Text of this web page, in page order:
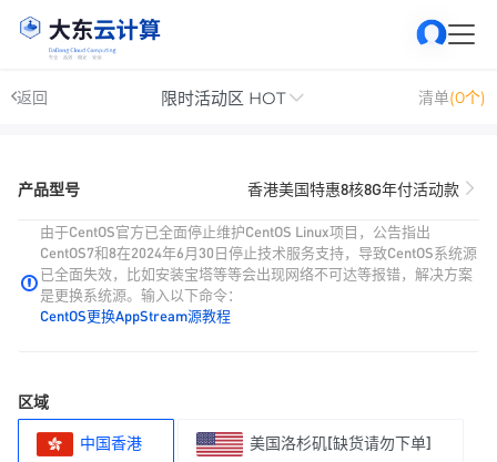
返回 限时活动区 HOT 清单(0个)
产品型号 香港美国特惠8核8G年付活动款
由于CentOS官方已全面停止维护CentOS Linux项目，公告指出
CentOS7和8在2024年6月30日停止技术服务支持，导致CentOS系统源
已全面失效，比如安装宝塔等等会出现网络不可达等报错，解决方案
是更换系统源。输入以下命令：
CentOS更换AppStream源教程
区域
中国香港 美国洛杉矶[缺货请勿下单]